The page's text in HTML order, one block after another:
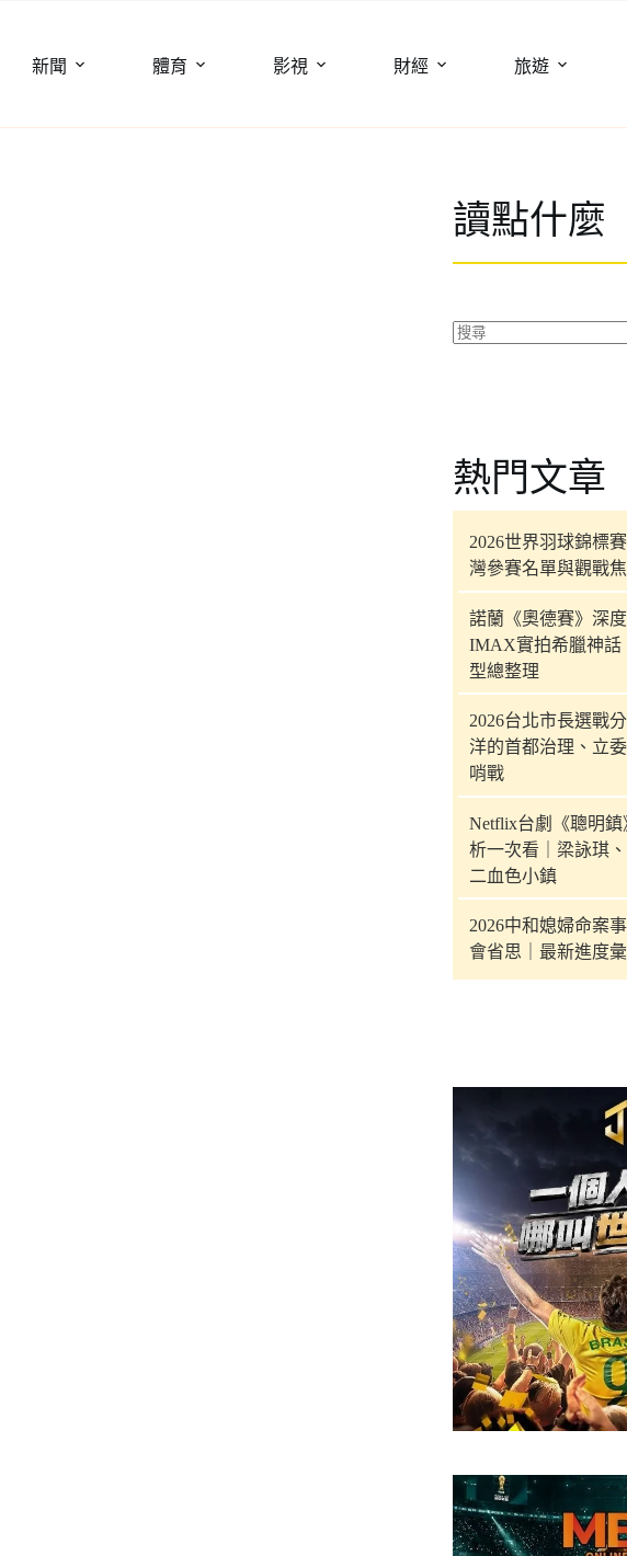
新聞 體育 影視 財經 旅遊
讀點什麼
合
條
件
果
熱門文章
2026世界羽球錦標
灣參賽名單與觀戰
諾蘭《奧德賽》深
IMAX實拍希臘神話
型總整理
2026台北市長選戰
洋的首都治理、立
哨戰
Netflix台劇《聰明
析一次看｜梁詠琪
二血色小鎮
2026中和媳婦命案
會省思｜最新進度